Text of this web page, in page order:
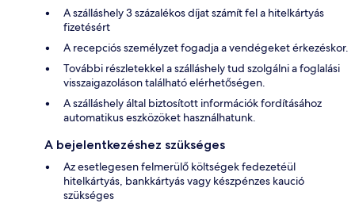
A szálláshely 3 százalékos díjat számít fel a hitelkártyás
fizetésért
A recepciós személyzet fogadja a vendégeket érkezéskor.
További részletekkel a szálláshely tud szolgálni a foglalási
visszaigazoláson található elérhetőségen.
A szálláshely által biztosított információk fordításához
automatikus eszközöket használhatunk.
A bejelentkezéshez szükséges
Az esetlegesen felmerülő költségek fedezetéül
hitelkártyás, bankkártyás vagy készpénzes kaució
szükséges